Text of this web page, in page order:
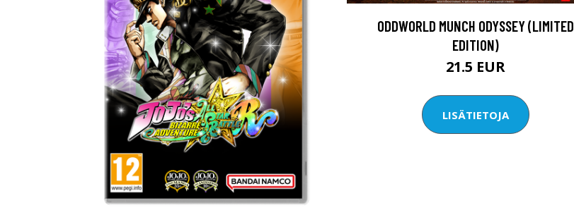
ODDWORLD MUNCH ODYSSEY (LIMITED
EDITION)
21.5 EUR
LISÄTIETOJA